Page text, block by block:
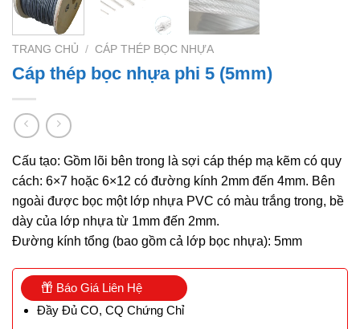
TRANG CHỦ / CÁP THÉP BỌC NHỰA
Cáp thép bọc nhựa phi 5 (5mm)
Cấu tạo: Gồm lõi bên trong là sợi cáp thép mạ kẽm có quy
cách: 6×7 hoặc 6×12 có đường kính 2mm đến 4mm. Bên
ngoài được bọc một lớp nhựa PVC có màu trắng trong, bề
dày của lớp nhựa từ 1mm đến 2mm.
Đường kính tổng (bao gồm cả lớp bọc nhựa): 5mm
Báo Giá Liên Hệ
Đầy Đủ CO, CQ Chứng Chỉ